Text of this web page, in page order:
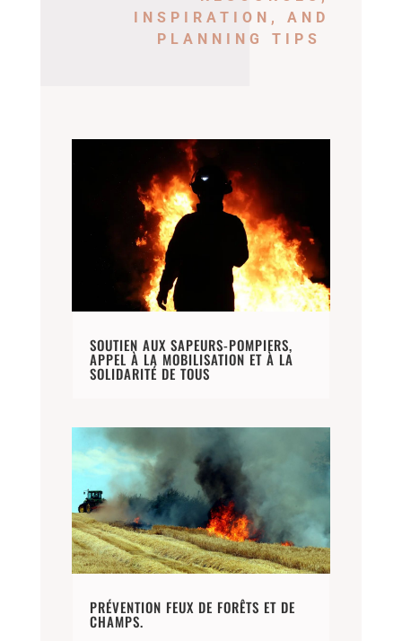
INSPIRATION, AND
PLANNING TIPS
SOUTIEN AUX SAPEURS-POMPIERS,
APPEL À LA MOBILISATION ET À LA
SOLIDARITÉ DE TOUS
PRÉVENTION FEUX DE FORÊTS ET DE
CHAMPS.